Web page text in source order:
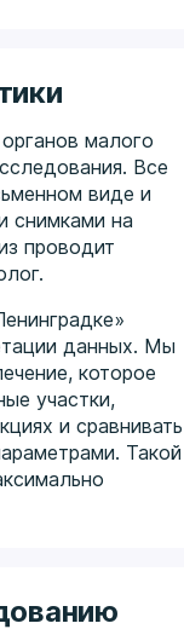
малого
Все
виде и
снимками на
проводит
данных. Мы
которое
участки,
и сравнивать
Такой